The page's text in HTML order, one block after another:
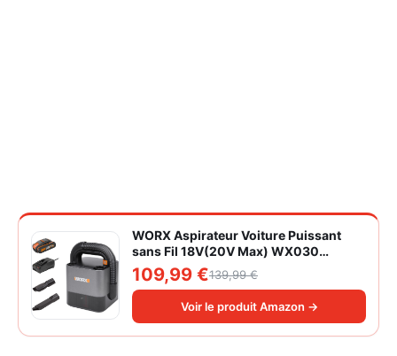
WORX Aspirateur Voiture Puissant
sans Fil 18V(20V Max) WX030
Aspirateur à Main sur Batterie 150W
10KPa avec Boîte de Rangement
Intégrée Dépoussiérage Maille
filtrante Lavable
109,99 €139,99 €
Voir le produit Amazon →